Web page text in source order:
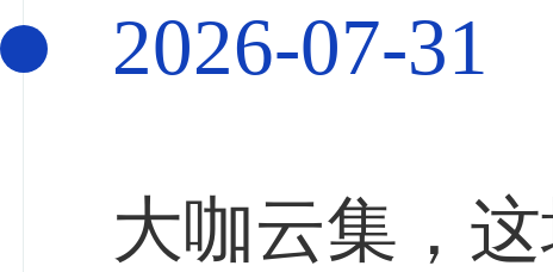
大咖云集，
2026-07-31